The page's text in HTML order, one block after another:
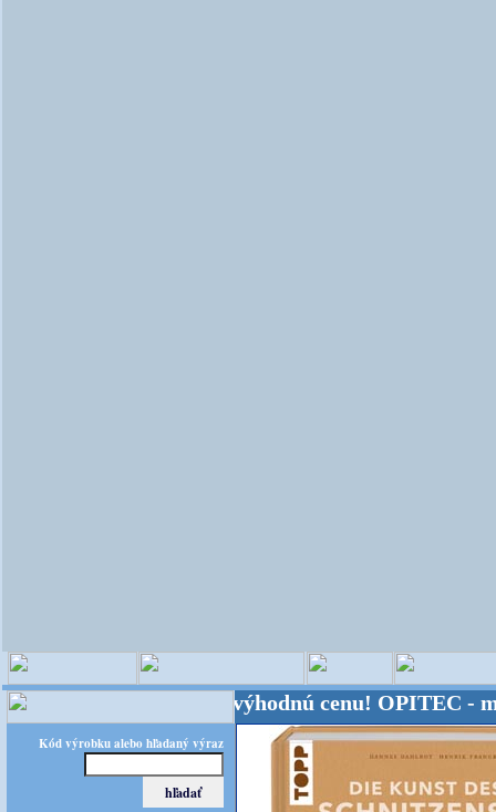
Kód výrobku alebo hľadaný výraz
- Kvalita za výhodnú cenu! OPITEC - majster